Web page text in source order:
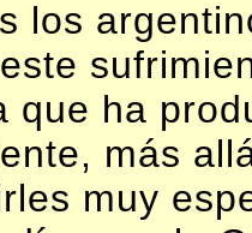
los
que ha
más
muy